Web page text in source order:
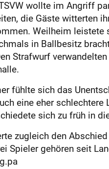
wollte im Angriff
die Gäs­te witterten
Weilheim
in Ballbesitz
Strafwurf
fühlte sich das
eine eher
sich zu früh in
zugleich den
Spieler gehören seit